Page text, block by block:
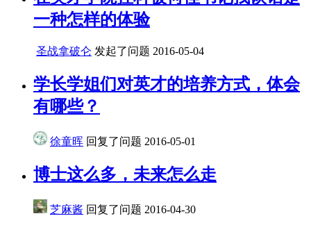
一种怎样的体验
圣战拿破仑 发起了问题 2016-05-04
学长学姐们对英才的培养方式，体会
有哪些？
徐童晖 回复了问题 2016-05-01
博士这么多，未来怎么走
芝麻酱 回复了问题 2016-04-30